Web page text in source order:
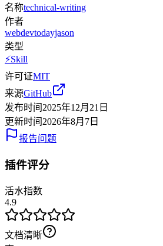
名称technical-writing
作者
webdevtodayjason
类型
⚡Skill
许可证MIT
来源GitHub
发布时间 2025年12月21日
更新时间 2026年8月7日
报告问题
插件评分
活水指数
4.9
文档清晰